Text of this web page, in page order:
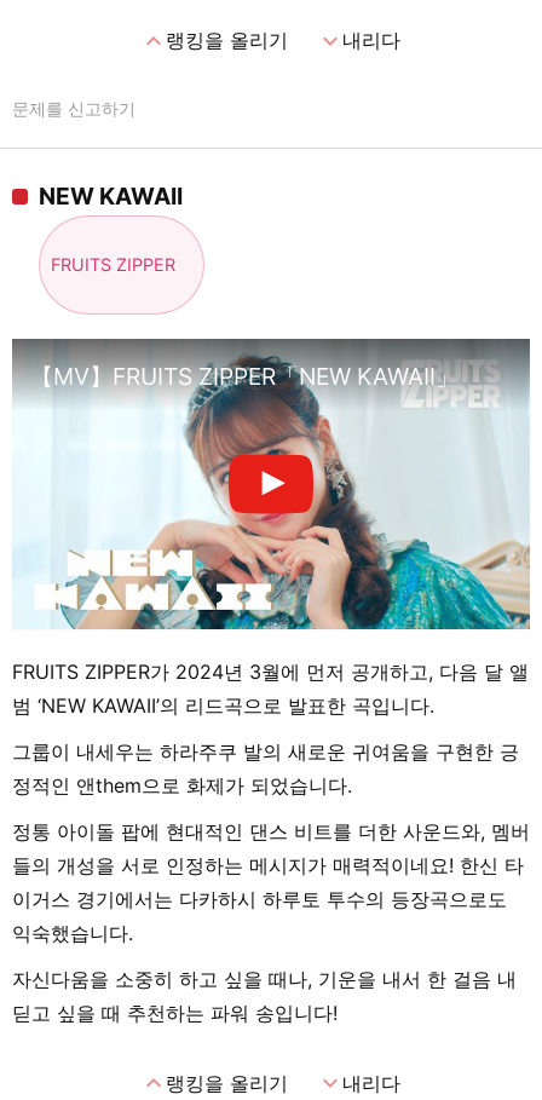
expand_less랭킹을 올리기 expand_more내리다
문제를 신고하기
NEW KAWAII
FRUITS ZIPPER
【MV】FRUITS ZIPPER「NEW KAWAII」
FRUITS ZIPPER가 2024년 3월에 먼저 공개하고, 다음 달 앨
범 ‘NEW KAWAII’의 리드곡으로 발표한 곡입니다.
그룹이 내세우는 하라주쿠 발의 새로운 귀여움을 구현한 긍
정적인 앤them으로 화제가 되었습니다.
정통 아이돌 팝에 현대적인 댄스 비트를 더한 사운드와, 멤버
들의 개성을 서로 인정하는 메시지가 매력적이네요! 한신 타
이거스 경기에서는 다카하시 하루토 투수의 등장곡으로도
익숙했습니다.
자신다움을 소중히 하고 싶을 때나, 기운을 내서 한 걸음 내
딛고 싶을 때 추천하는 파워 송입니다!
expand_less랭킹을 올리기 expand_more내리다